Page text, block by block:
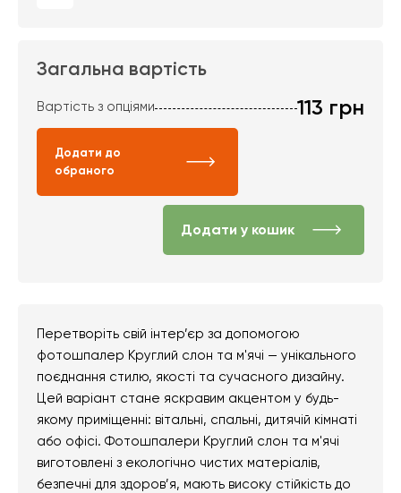
Загальна вартість
Вартість з опціями 113 грн
Додати до
обраного
Додати у кошик
Перетворіть свій інтер’єр за допомогою
фотошпалер Круглий слон та м'ячі — унікального
поєднання стилю, якості та сучасного дизайну.
Цей варіант стане яскравим акцентом у будь-
якому приміщенні: вітальні, спальні, дитячій кімнаті
або офісі. Фотошпалери Круглий слон та м'ячі
виготовлені з екологічно чистих матеріалів,
безпечні для здоров’я, мають високу стійкість до